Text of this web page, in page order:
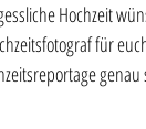
Hochzeit
für